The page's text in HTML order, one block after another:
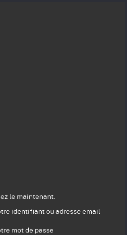
le maintenant.
identifiant ou adresse email
mot de passe